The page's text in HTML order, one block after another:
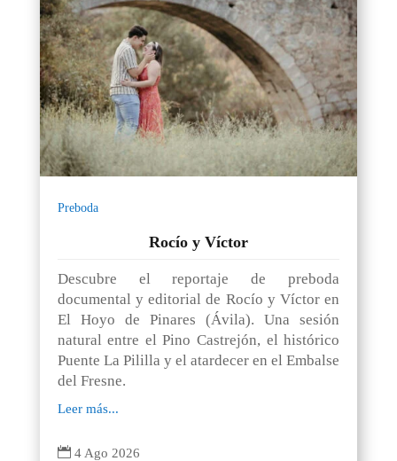
Preboda
Rocío y Víctor
Descubre el reportaje de preboda
documental y editorial de Rocío y Víctor en
El Hoyo de Pinares (Ávila). Una sesión
natural entre el Pino Castrejón, el histórico
Puente La Pililla y el atardecer en el Embalse
del Fresne.
Leer más...
 4 Ago 2026